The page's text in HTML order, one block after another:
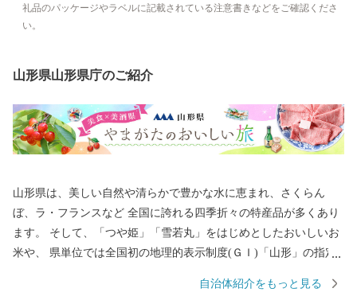
礼品のパッケージやラベルに記載されている注意書きなどをご確認くださ
い。
山形県山形県庁のご紹介
山形県は、美しい自然や清らかで豊かな水に恵まれ、さくらん
ぼ、ラ・フランスなど 全国に誇れる四季折々の特産品が多くあり
ます。 そして、「つや姫」「雪若丸」をはじめとしたおいしいお
米や、 県単位では全国初の地理的表示制度(ＧＩ)「山形」の指定
しい逸品も自慢です。 また、最上川舟運によって伝えられた上方
自治体紹介をもっと見る